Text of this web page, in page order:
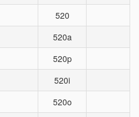
520
520a
520p
520i
520o